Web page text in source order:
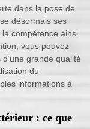
dans la pose de
désormais ses
compétence ainsi
vous pouvez
grande qualité
du
informations à
: ce que